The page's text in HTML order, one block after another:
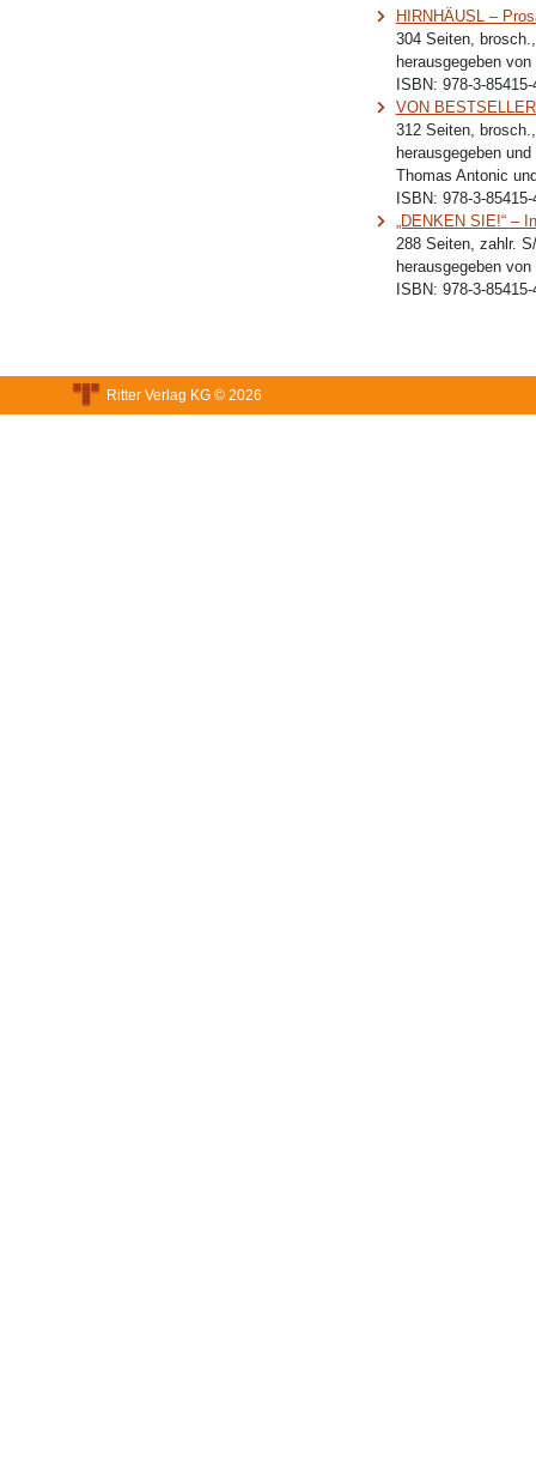
HIRNHÄUSL –
304 Seiten,
herausgegeben
ISBN: 978-3-85415-
VON
312 Seiten,
herausgegeben
Thomas Antonic
ISBN: 978-3-85415-
„DENKEN SIE!“ –
288 Seiten, zahlr.
herausgegeben
ISBN: 978-3-85415-
Ritter Verlag KG © 2026